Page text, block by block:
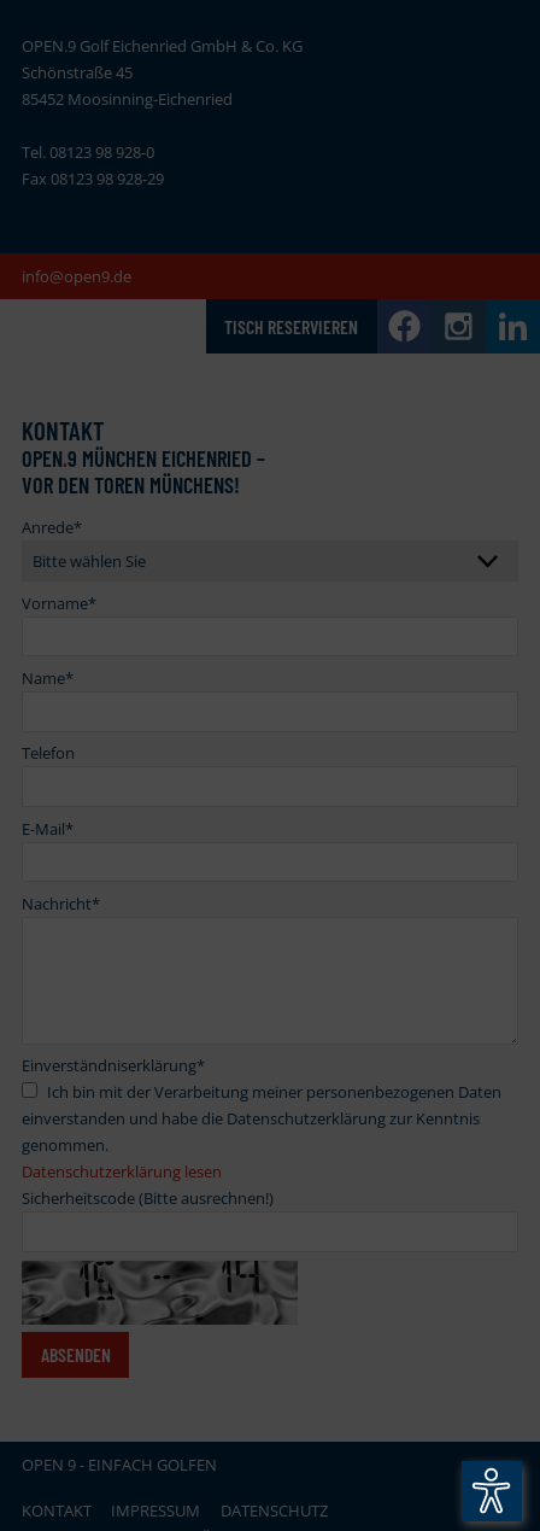
OPEN.9 Golf Eichenried GmbH & Co. KG
Schönstraße 45
85452 Moosinning-Eichenried
Tel. 08123 98 928-0
Fax 08123 98 928-29
info@open9.de
TISCH RESERVIEREN
KONTAKT
OPEN.9 MÜNCHEN EICHENRIED –
VOR DEN TOREN MÜNCHENS!
Anrede*
Vorname*
Name*
Telefon
E-Mail*
Nachricht*
Einverständniserklärung*
einverstanden und habe die Datenschutzerklärung zur Kenntnis
genommen.
Datenschutzerklärung lesen
Sicherheitscode (Bitte ausrechnen!)
OPEN.9 - EINFACH GOLFEN
KONTAKT IMPRESSUM
DATENSCHUTZ